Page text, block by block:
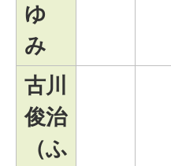
ゆ
み
古川
俊治
（ふ